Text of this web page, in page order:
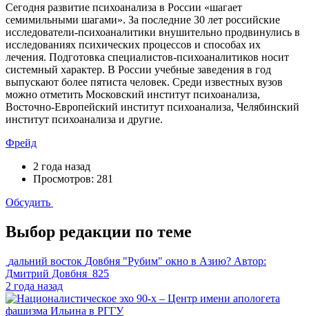
Сегодня развитие психоанализа в России «шагает
семимильными шагами». За последние 30 лет российские
исследователи-психоаналитики внушительно продвинулись в
исследованиях психических процессов и способах их
лечения. Подготовка специалистов-психоаналитиков носит
системный характер. В России учебные заведения в год
выпускают более пятиста человек. Среди известных вузов
можно отметить Московский институт психоанализа,
Восточно-Европейский институт психоанализа, Челябинский
институт психоанализа и другие.
Фрейд
2 года назад
Просмотров: 281
Обсудить
Выбор редакции по теме
дальний восток Довбня "Рубим" окно в Азию? Автор:
Дмитрий Довбня 825
2 года назад